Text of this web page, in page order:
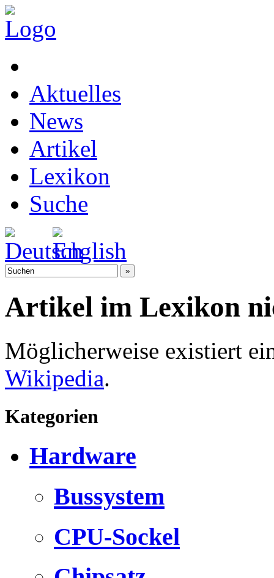
Aktuelles
News
Artikel
Lexikon
Suche
Artikel im Lexikon
Möglicherweise existiert
Wikipedia.
Kategorien
Hardware
Bussystem
CPU-Sockel